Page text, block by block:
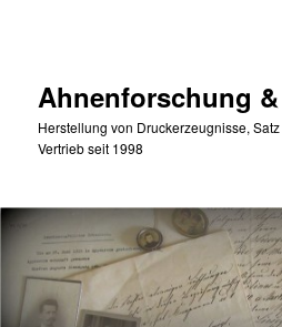
Ahnenforschung
Herstellung von Druckerzeugnisse,
Vertrieb seit 1998